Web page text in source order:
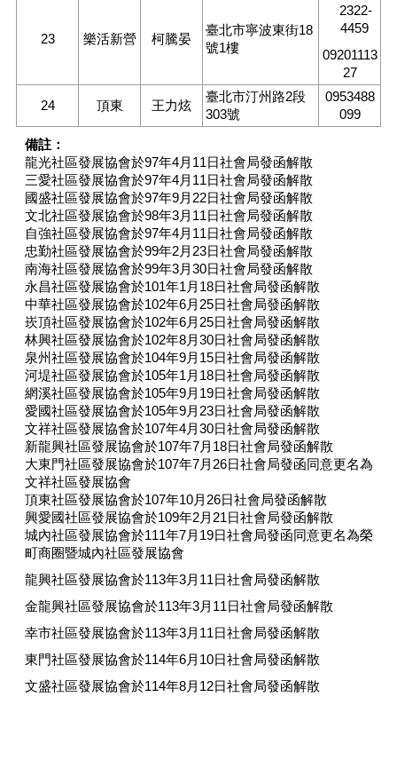
申
件
反
映
管
道
統
計
資
料
專
區
退
休
人
員
專
區
個
人
資
料
保
護
專
無
障
23 樂活新營 柯騰晏
臺北市寧波東街18
號1樓
2322-
4459
09201113
27
24 頂東 王力炫
臺北市汀州路2段
303號
0953488
099
備註：
龍光社區發展協會於97年4月11日社會局發函解散
三愛社區發展協會於97年4月11日社會局發函解散
國盛社區發展協會於97年9月22日社會局發函解散
文北社區發展協會於98年3月11日社會局發函解散
自強社區發展協會於97年4月11日社會局發函解散
忠勤社區發展協會於99年2月23日社會局發函解散
南海社區發展協會於99年3月30日社會局發函解散
永昌社區發展協會於101年1月18日社會局發函解散
中華社區發展協會於102年6月25日社會局發函解散
崁頂社區發展協會於102年6月25日社會局發函解散
林興社區發展協會於102年8月30日社會局發函解散
泉州社區發展協會於104年9月15日社會局發函解散
河堤社區發展協會於105年1月18日社會局發函解散
網溪社區發展協會於105年9月19日社會局發函解散
愛國社區發展協會於105年9月23日社會局發函解散
文祥社區發展協會於107年4月30日社會局發函解散
新龍興社區發展協會於107年7月18日社會局發函解散
大東門社區發展協會於107年7月26日社會局發函同意更名為
文祥社區發展協會
頂東社區發展協會於107年10月26日社會局發函解散
興愛國社區發展協會於109年2月21日社會局發函解散
城內社區發展協會於111年7月19日社會局發函同意更名為榮
町商圈暨城內社區發展協會
龍興社區發展協會於113年3月11日社會局發函解散
金龍興社區發展協會於113年3月11日社會局發函解散
幸市社區發展協會於113年3月11日社會局發函解散
東門社區發展協會於114年6月10日社會局發函解散
文盛社區發展協會於114年8月12日社會局發函解散